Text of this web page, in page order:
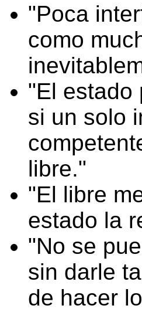
Poca
como
El estado
si un solo
libre.
El libre
estado la
No se
sin darle
de hacer